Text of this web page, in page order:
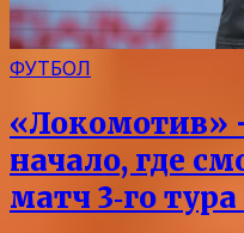
ФУТБОЛ
«Локомотив»
начало, где
матч 3‑го